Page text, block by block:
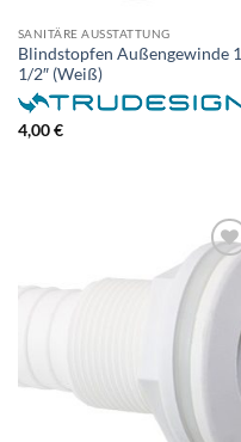
SANITÄRE AUSSTATTUNG
Blindstopfen Außengewinde 1
1/2″ (Weiß)
4,00€